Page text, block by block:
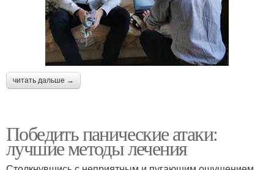
читать дальше →
Победить панические атаки:
лучшие методы лечения